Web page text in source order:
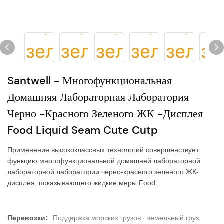
Santwell - Многофункциональная
Домашняя Лабораторная Лаборатория
Черно -красного Зеленого ЖК -дисплея
Food Liquid Seam Cute Cutp
Применение высококлассных технологий совершенствует
функцию многофункциональной домашней лабораторной
лабораторной лаборатории черно-красного зеленого ЖК-
дисплея, показывающего жидкие меры Food.
Перевозки: Поддержка морских грузов · земельный груз